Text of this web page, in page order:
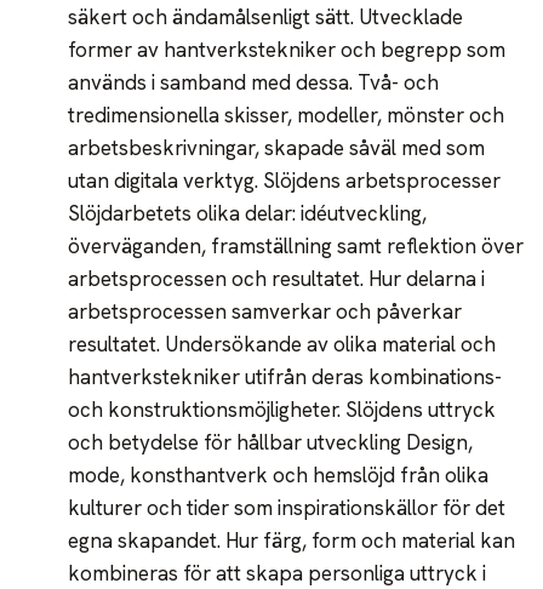
säkert och ändamålsenligt sätt. Utvecklade
former av hantverkstekniker och begrepp som
används i samband med dessa. Två- och
tredimensionella skisser, modeller, mönster och
arbetsbeskrivningar, skapade såväl med som
utan digitala verktyg. Slöjdens arbetsprocesser
Slöjdarbetets olika delar: idéutveckling,
överväganden, framställning samt reflektion över
arbetsprocessen och resultatet. Hur delarna i
arbetsprocessen samverkar och påverkar
resultatet. Undersökande av olika material och
hantverkstekniker utifrån deras kombinations-
och konstruktionsmöjligheter. Slöjdens uttryck
och betydelse för hållbar utveckling Design,
mode, konsthantverk och hemslöjd från olika
kulturer och tider som inspirationskällor för det
egna skapandet. Hur färg, form och material kan
kombineras för att skapa personliga uttryck i